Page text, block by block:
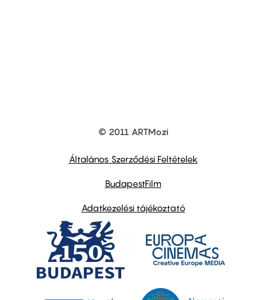
© 2011 ARTMozi
Általános Szerződési Feltételek
BudapestFilm
Adatkezelési tájékoztató